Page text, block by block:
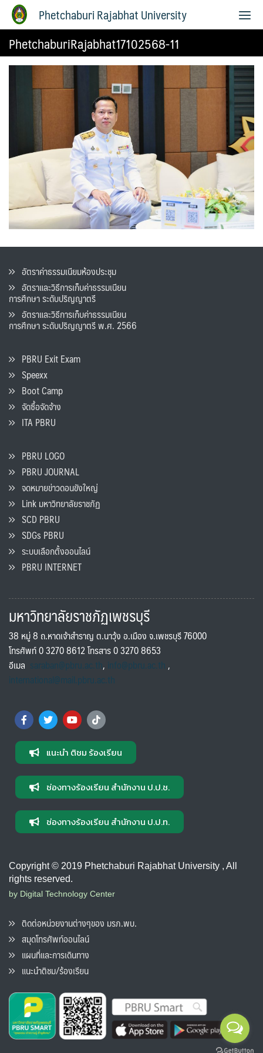
Phetchaburi Rajabhat University
PhetchaburiRajabhat17102568-11
อัตราค่าธรรมเนียมห้องประชุม
อัตราและวิธีการเก็บค่าธรรมเนียน
การศึกษา ระดับปริญญาตรี
อัตราและวิธีการเก็บค่าธรรมเนียน
การศึกษา ระดับปริญญาตรี พ.ศ. 2566
PBRU Exit Exam
Speexx
Boot Camp
จัดซื้อจัดจ้าง
ITA PBRU
PBRU LOGO
PBRU JOURNAL
จดหมายข่าวดอนขังใหญ่
Link มหาวิทยาลัยราชภัฏ
SCD PBRU
SDGs PBRU
ระบบเลือกตั้งออนไลน์
PBRU INTERNET
มหาวิทยาลัยราชภัฏเพชรบุรี
38 หมู่ 8 ถ.หาดเจ้าสำราญ ต.นาวุ้ง อ.เมือง จ.เพชรบุรี 76000
โทรศัพท์ 0 3270 8612 โทรสาร 0 3270 8653
อีเมล saraban@pbru.ac.th, info@pbru.ac.th,
international@mail.pbru.ac.th
แนะนำ ติชม ร้องเรียน
ช่องทางร้องเรียน สำนักงาน ป.ป.ช.
ช่องทางร้องเรียน สำนักงาน ป.ป.ท.
Copyright © 2019 Phetchaburi Rajabhat University , All
rights reserved.
by Digital Technology Center
ติดต่อหน่วยงานต่างๆของ มรภ.พบ.
สมุดโทรศัพท์ออนไลน์
แผนที่และการเดินทาง
แนะนำติชม/ร้องเรียน